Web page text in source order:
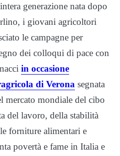
generazione nata dopo
i giovani agricoltori
le campagne per
dei colloqui di pace con
in occasione
di Verona segnata
mercato mondiale del cibo
del lavoro, della stabilità
forniture alimentari e
povertà e fame in Italia e